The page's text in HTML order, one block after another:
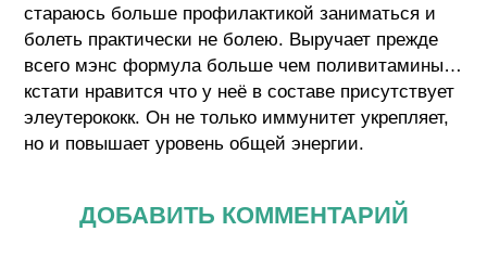
стараюсь больше профилактикой заниматься и
болеть практически не болею. Выручает прежде
всего мэнс формула больше чем поливитамины…
кстати нравится что у неё в составе присутствует
элеутерококк. Он не только иммунитет укрепляет,
но и повышает уровень общей энергии.
ДОБАВИТЬ КОММЕНТАРИЙ